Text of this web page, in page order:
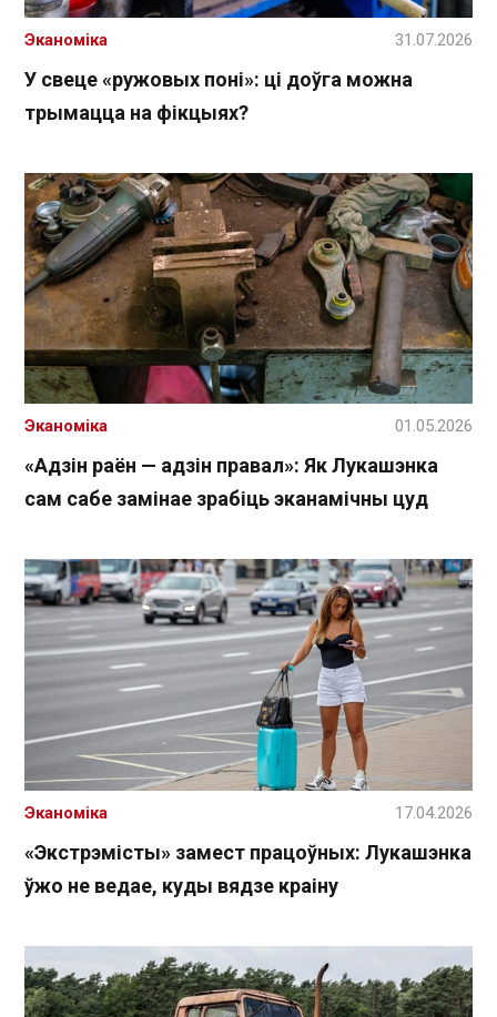
У свеце «ружовых поні»: ці доўга можна
трымацца на фікцыях?
Эканоміка 31.07.2026
«Адзін раён — адзін правал»: Як Лукашэнка
сам сабе замінае зрабіць эканамічны цуд
Эканоміка 01.05.2026
«Экстрэмісты» замест працоўных: Лукашэнка
ўжо не ведае, куды вядзе краіну
Эканоміка 17.04.2026